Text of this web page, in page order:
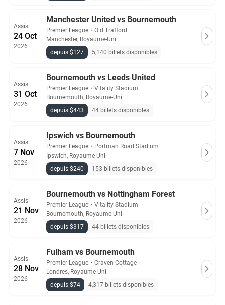
Assis
24 Oct
2026
Manchester United vs Bournemouth
Premier League ・ Old Trafford
Manchester, Royaume-Uni
depuis $127
5,140 billets disponibles
Assis
31 Oct
2026
Bournemouth vs Leeds United
Premier League ・ Vitality Stadium
Bournemouth, Royaume-Uni
depuis $443
44 billets disponibles
Assis
7 Nov
2026
Ipswich vs Bournemouth
Premier League ・ Portman Road Stadium
Ipswich, Royaume-Uni
depuis $240
153 billets disponibles
Assis
21 Nov
2026
Bournemouth vs Nottingham Forest
Premier League ・ Vitality Stadium
Bournemouth, Royaume-Uni
depuis $317
44 billets disponibles
Assis
28 Nov
2026
Fulham vs Bournemouth
Premier League ・ Craven Cottage
Londres, Royaume-Uni
depuis $74
4,317 billets disponibles